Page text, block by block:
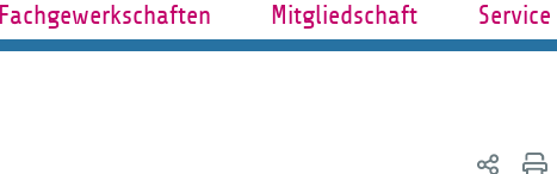
Fachgewerkschaften Mitgliedschaft Service